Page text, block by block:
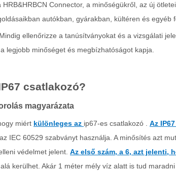
HRB&HRBCN Connector, a minőségükről, az új
autókban, gyárakban, kültéren és egyéb
Mindig ellenőrizze a tanúsítványokat és a vizsgálati
legjobb minőséget és megbízhatóságot kapja.
csatlakozó?
magyarázata
miért különleges az ip67-es csatlakozó . Az
az IEC 60529 szabványt használja. A minősítés azt
védelmet jelent. Az első szám, a 6, azt jelenti,
kerülhet. Akár 1 méter mély víz alatt is tud maradni